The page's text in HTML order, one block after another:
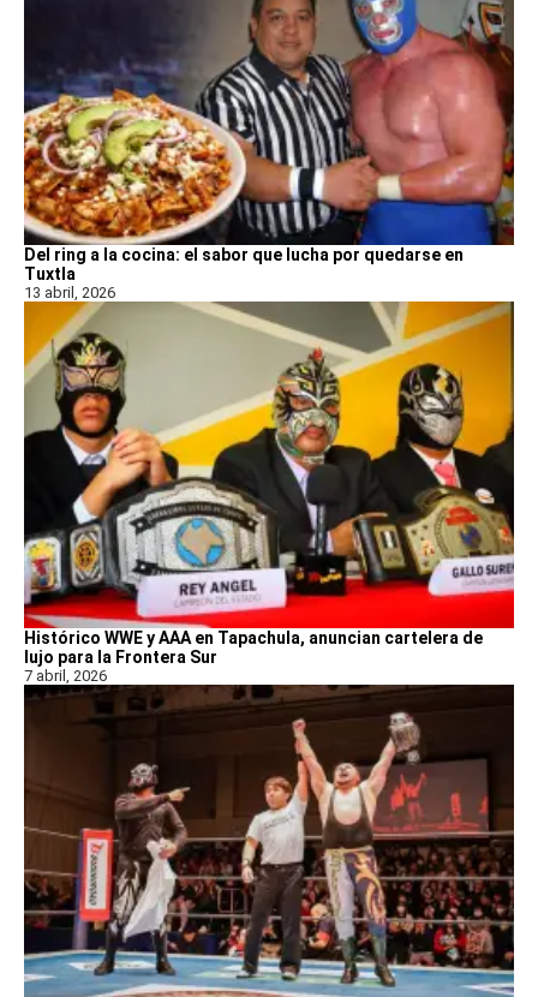
Del ring a la cocina: el sabor que lucha por quedarse en
Tuxtla
13 abril, 2026
Histórico WWE y AAA en Tapachula, anuncian cartelera de
lujo para la Frontera Sur
7 abril, 2026